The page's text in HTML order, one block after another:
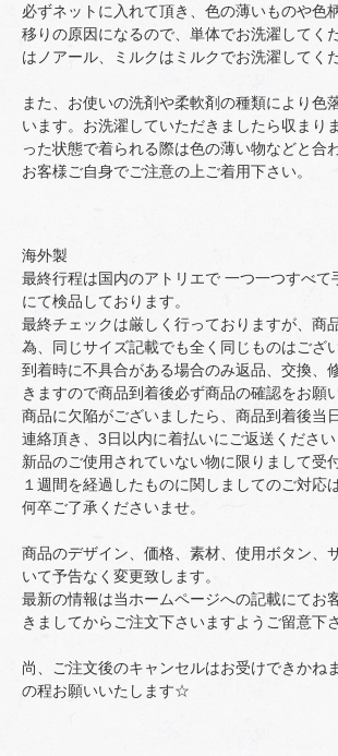
必ずネットに入れて頂き、色の薄いものや色
移りの原因になるので、単体でお洗濯してく
はノアール、ミルクはミルクでお洗濯してく
また、お使いの洗剤や柔軟剤の種類により色
います。お洗濯していただきましたら収まり
った状態で着られる際は色の薄い物などと合
お客様ご自身でご注意の上ご着用下さい。
海外製
最終行程は国内のアトリエで 一つ一つすべて
にて検品しております。
最終チェックは厳しく行っておりますが、商
為、同じサイズ記載でも全く同じものはござ
到着時に不具合がある場合のみ返品、交換、
きますので商品到着後必ず商品の確認をお願
商品に欠陥がございましたら、商品到着後当
連絡頂き、3日以内に着払いにご返送ください
新品のご使用されていない物に限りまして受
１週間を経過したものに関しましてのご対応
何卒ご了承くださいませ。
商品のデザイン、価格、素材、使用ボタン、
いて予告なく変更致します。
最新の情報は当ホームページへの記載にてお
きましてからご注文下さいますようご留意下
尚、ご注文後のキャンセルはお受けできかね
の程お願いいたします☆